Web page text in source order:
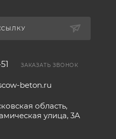
ЗАКАЗАТЬ ЗВОНОК
beton.ru
область,
улица, 3А